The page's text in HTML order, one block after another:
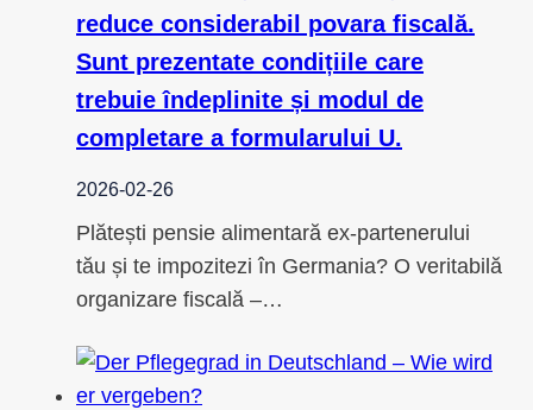
reduce considerabil povara fiscală.
Sunt prezentate condițiile care
trebuie îndeplinite și modul de
completare a formularului U.
2026-02-26
Plătești pensie alimentară ex-partenerului
tău și te impozitezi în Germania? O veritabilă
organizare fiscală –…